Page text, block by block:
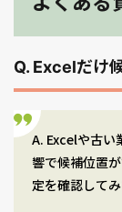
Q. Excelだけ
A. Excelや古い
響で候補位置
定を確認してみ